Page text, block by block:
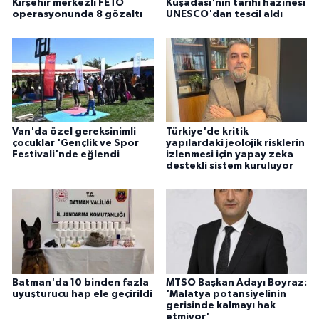
Kırşehir merkezli FETÖ
operasyonunda 8 gözaltı
Kuşadası'nın tarihi hazinesi
UNESCO'dan tescil aldı
Van'da özel gereksinimli
çocuklar 'Gençlik ve Spor
Festivali'nde eğlendi
Türkiye'de kritik
yapılardaki jeolojik risklerin
izlenmesi için yapay zeka
destekli sistem kuruluyor
Batman'da 10 binden fazla
uyuşturucu hap ele geçirildi
MTSO Başkan Adayı Boyraz:
'Malatya potansiyelinin
gerisinde kalmayı hak